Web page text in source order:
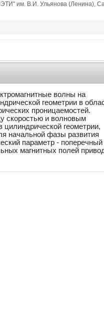
им. В.И. Ульянова (Ленина),
волны на
геометрии в
проницаемостей.
скоростью и волновым
геометрии,
начальной фазы развития
параметр - поперечный
магнитных полей